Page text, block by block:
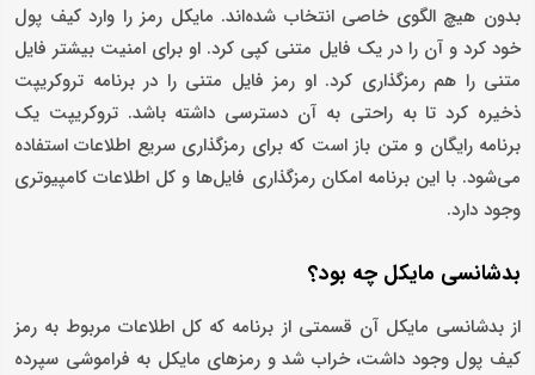
بدون هیچ الگوی خاصی انتخاب شده‌اند. مایکل رمز را وارد کیف پول
خود کرد و آن را در یک فایل متنی کپی کرد. او برای امنیت بیشتر فایل
متنی را هم رمزگذاری کرد. او رمز فایل متنی را در برنامه تروکریپت
ذخیره کرد تا به راحتی به آن دسترسی داشته باشد. تروکریپت یک
برنامه رایگان و متن باز است که برای رمزگذاری سریع اطلاعات استفاده
می‌شود. با این برنامه امکان رمزگذاری فایل‌ها و کل اطلاعات کامپیوتری
وجود دارد.
بدشانسی مایکل چه بود؟
از بدشانسی مایکل آن قسمتی از برنامه که کل اطلاعات مربوط به رمز
کیف پول وجود داشت، خراب شد و رمزهای مایکل به فراموشی سپرده